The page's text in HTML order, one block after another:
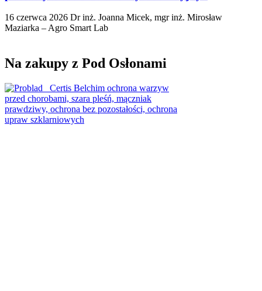
16 czerwca 2026 Dr inż. Joanna Micek, mgr inż. Mirosław
Maziarka – Agro Smart Lab
Na zakupy z Pod Osłonami